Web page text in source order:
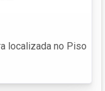
localizada no Piso